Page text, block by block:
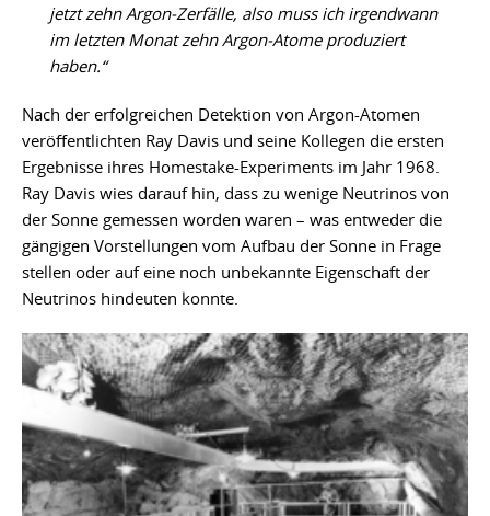
jetzt zehn Argon-Zerfälle, also muss ich irgendwann
im letzten Monat zehn Argon-Atome produziert
haben.“
Nach der erfolgreichen Detektion von Argon-Atomen
veröffentlichten Ray Davis und seine Kollegen die ersten
Ergebnisse ihres Homestake-Experiments im Jahr 1968.
Ray Davis wies darauf hin, dass zu wenige Neutrinos von
der Sonne gemessen worden waren – was entweder die
gängigen Vorstellungen vom Aufbau der Sonne in Frage
stellen oder auf eine noch unbekannte Eigenschaft der
Neutrinos hindeuten konnte.